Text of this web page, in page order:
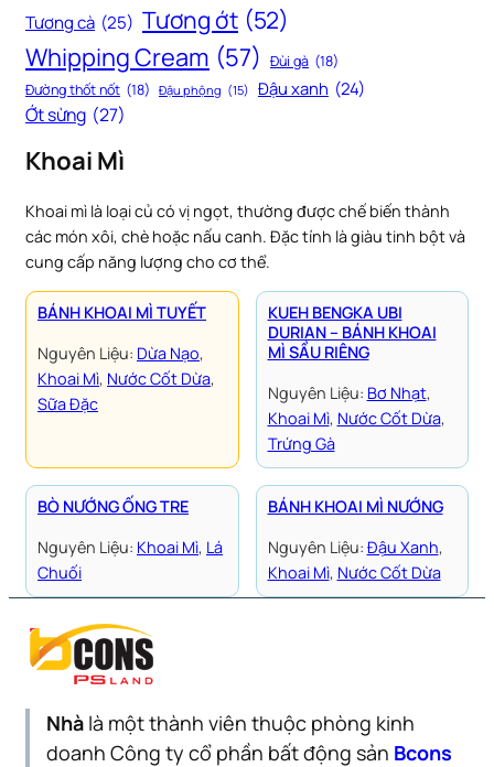
Tương cà (25) Tương ớt (52)
Whipping Cream (57) Đùi gà (18)
Đường thốt nốt (18) Đậu phộng (15) Đậu xanh (24)
Ớt sừng (27)
Khoai Mì
Khoai mì là loại củ có vị ngọt, thường được chế biến thành
các món xôi, chè hoặc nấu canh. Đặc tính là giàu tinh bột và
cung cấp năng lượng cho cơ thể.
BÁNH KHOAI MÌ TUYẾT
Nguyên Liệu: Dừa Nạo
Khoai Mì, Nước Cốt Dừa
Sữa Đặc
KUEH BENGKA UBI
DURIAN – BÁNH KHOAI
MÌ SẦU RIÊNG
Nguyên Liệu: Bơ Nhạt
Khoai Mì, Nước Cốt Dừa
Trứng Gà
BÒ NƯỚNG ỐNG TRE
Nguyên Liệu: Khoai Mì, Lá
Chuối
BÁNH KHOAI MÌ NƯỚNG
Nguyên Liệu: Đậu Xanh
Khoai Mì, Nước Cốt Dừa
Nhà là một thành viên thuộc phòng kinh
doanh Công ty cổ phần bất động sản Bcons